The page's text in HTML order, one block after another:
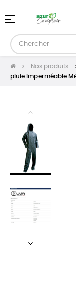
Basculer
navigation
☰
Nos produits
pluie imperméable